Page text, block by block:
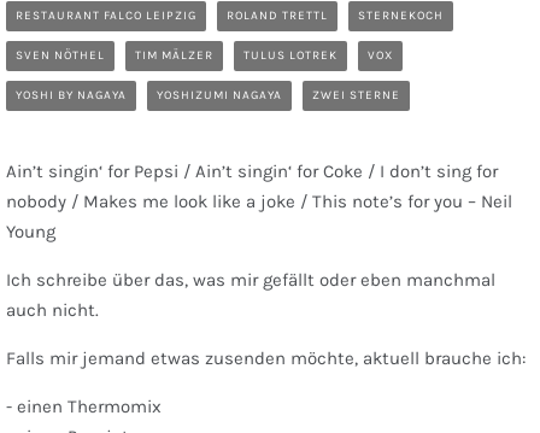
RESTAURANT FALCO LEIPZIG ROLAND TRETTL STERNEKOCH
SVEN NÖTHEL TIM MÄLZER TULUS LOTREK VOX
YOSHI BY NAGAYA YOSHIZUMI NAGAYA ZWEI STERNE
Ain’t singin‘ for Pepsi / Ain’t singin‘ for Coke / I don’t sing for
nobody / Makes me look like a joke / This note’s for you – Neil
Young
Ich schreibe über das, was mir gefällt oder eben manchmal
auch nicht.
Falls mir jemand etwas zusenden möchte, aktuell brauche ich:
- einen Thermomix